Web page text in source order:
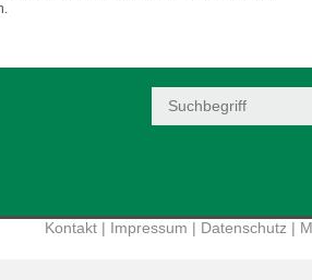
Kontakt | Impressum | Datenschutz |